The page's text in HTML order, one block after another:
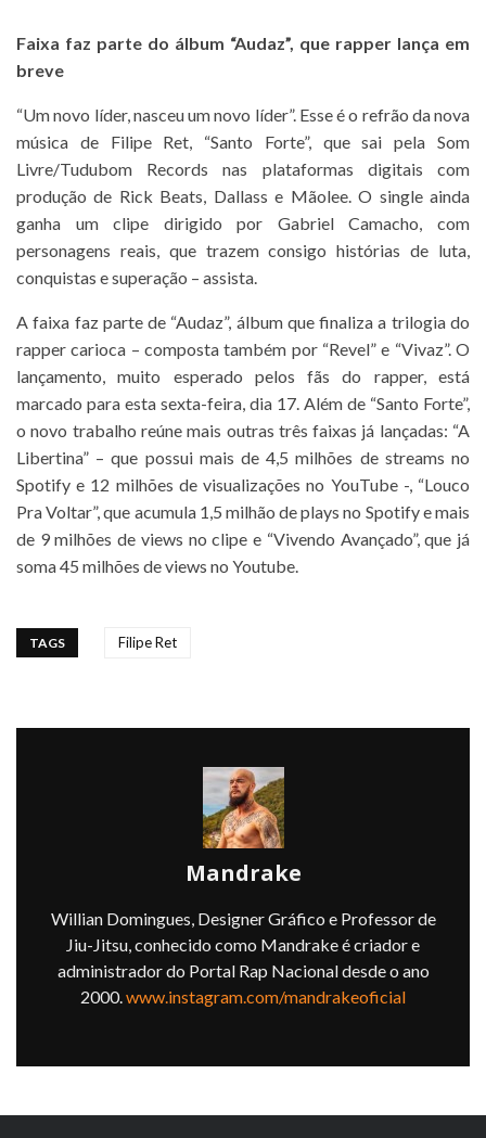
Faixa faz parte do álbum “Audaz”, que rapper lança em
breve
“Um novo líder, nasceu um novo líder”. Esse é o refrão da nova
música de Filipe Ret, “Santo Forte”, que sai pela Som
Livre/Tudubom Records nas plataformas digitais com
produção de Rick Beats, Dallass e Mãolee. O single ainda
ganha um clipe dirigido por Gabriel Camacho, com
personagens reais, que trazem consigo histórias de luta,
conquistas e superação – assista.
A faixa faz parte de “Audaz”, álbum que finaliza a trilogia do
rapper carioca – composta também por “Revel” e “Vivaz”. O
lançamento, muito esperado pelos fãs do rapper, está
marcado para esta sexta-feira, dia 17. Além de “Santo Forte”,
o novo trabalho reúne mais outras três faixas já lançadas: “A
Libertina” – que possui mais de 4,5 milhões de streams no
Spotify e 12 milhões de visualizações no YouTube -, “Louco
Pra Voltar”, que acumula 1,5 milhão de plays no Spotify e mais
de 9 milhões de views no clipe e “Vivendo Avançado”, que já
soma 45 milhões de views no Youtube.
TAGS Filipe Ret
Mandrake
Willian Domingues, Designer Gráfico e Professor de
Jiu-Jitsu, conhecido como Mandrake é criador e
administrador do Portal Rap Nacional desde o ano
2000.www.instagram.com/mandrakeoficial